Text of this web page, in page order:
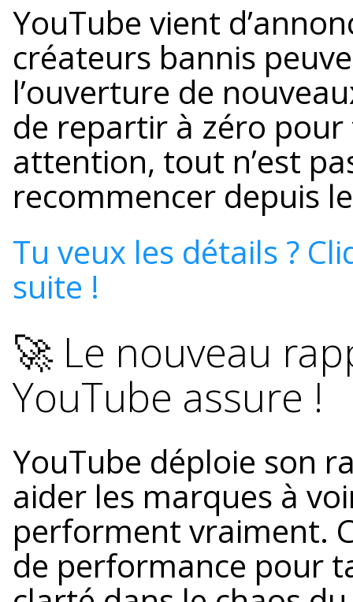
YouTube vient
créateurs bannis
l’ouverture de
de repartir à zéro
attention, tout n’est
recommencer depuis
Tu veux les détails ?
suite !
🚀 Le nouveau
YouTube assure !
YouTube déploie son
aider les marques à
performent vraiment.
de performance pour